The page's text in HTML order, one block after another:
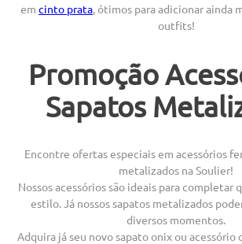
em cinto prata, ótimos para adicionar ainda
outfits!
Promoção
Sapatos
Encontre ofertas especiais em acessórios
metalizados na Soulier!
Nossos acessórios são ideais para completar
estilo. Já nossos sapatos metalizados
diversos momentos.
Adquira já seu novo sapato onix ou acessório